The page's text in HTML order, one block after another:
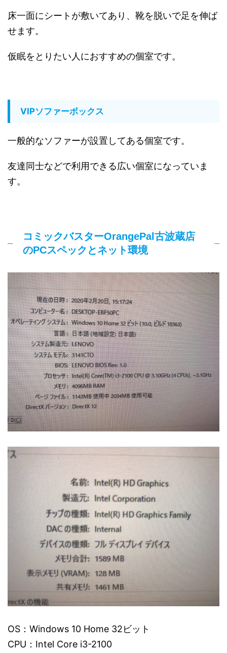
床一面にシートが敷いてあり、靴を脱いで足を伸ば
せます。
仮眠をとりたい人におすすめの個室です。
VIPソファーボックス
一般的なソファーが設置してある個室です。
友達同士などで利用できる広い個室になっていま
す。
コミックバスターOrangePal古波蔵店
のPCスペックとネット環境
OS：Windows 10 Home 32ビット
CPU：Intel Core i3-2100